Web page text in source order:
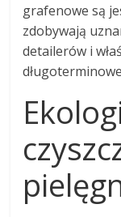
grafenowe są
zdobywają
detailerów i